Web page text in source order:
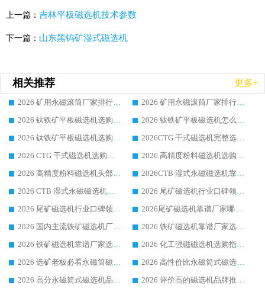
上一篇： 吉林平板磁选机技术参数
下一篇： 山东黑钨矿湿式磁选机
相关推荐 更多+
2026 矿用永磁滚筒厂家排行榜选购干货指南 行业口碑标杆华体会手机网页版-华体会(中国) 实力出众
2026 矿用永磁滚筒厂家排行榜选购指南，行业口碑领域强者华体会手机网页版-华体会(中国)
2026 钛铁矿平板磁选机选购全攻略 市场公认优质品牌厂家实力排行榜
2026 钛铁矿平板磁选机怎么选 靠谱生产企业实力排行榜选购参考攻略
2026 钛铁矿平板磁选机选购指南 行业口碑优选品牌生产企业实力排行榜
2026CTG 干式磁选机完整选购指南 行业口碑顶尖靠谱生产龙头厂家实力推荐
2026 CTG 干式磁选机选购指南|行业口碑靠谱生产厂家领域强者推荐
2026 高精度粉料磁选机选购全攻略 行业优质品牌华体会手机网页版-华体会(中国) 实力深度解析
2026 高精度粉料磁选机头部厂家选购指南 行业口碑靠谱品牌推荐 领域强者华体会手机网页版-华体会(中国) 解析
2026CTB 湿式永磁磁选机靠谱厂家实力排行榜 铁矿选矿设备采购全流程选购指南
2026 CTB 湿式永磁磁选机选购指南|行业口碑良好品牌推荐，领域强者华体会手机网页版-华体会(中国)
2026 尾矿磁选机行业口碑领域强者，源头直供国内主流厂家华体会手机网页版-华体会(中国) 一站式服务
2026 尾矿磁选机行业口碑领域强者，源头直供国内主流厂家华体会手机网页版-华体会(中国) 一站式服务
2026尾矿磁选机靠谱厂家哪家好 行业口碑领域强者华体会手机网页版-华体会(中国) 推荐
2026 国内主流铁矿磁选机厂家选购指南|行业口碑好品牌推荐，领域强者华体会手机网页版-华体会(中国)
2026 铁矿磁选机靠谱厂家选购全攻略 行业标杆华体会手机网页版-华体会(中国) 设备性价比出众
2026 铁矿磁选机靠谱厂家选购指南，领域强者华体会手机网页版-华体会(中国) 铁矿磁选机性价比高
2026 化工强磁磁选机选购指南 5 家行业口碑靠谱厂家领域强者推荐
2026 选矿老板必看永磁筒磁选机推荐 行业头部品牌口碑设备选购全攻略
2026 高性价比永磁筒式磁选机品牌盘点 行业强者口碑实测选购完整指南
2026 高分永磁筒式磁选机品牌推荐 选矿设备强者对比测评采购避坑全攻略
2026 评价高的磁选机品牌推荐选购指南，永磁筒式磁选机设备领域强者全景行业口碑解析